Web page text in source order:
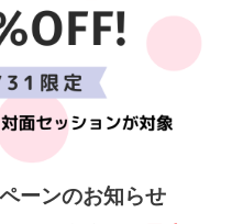
ーンのお知らせ